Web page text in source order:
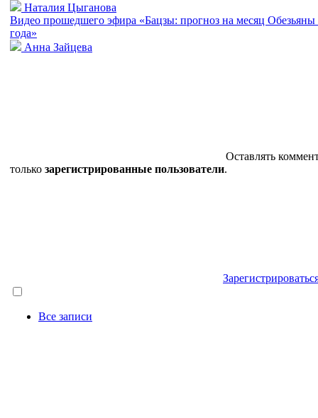
Наталия Цыганова
Видео прошедшего эфира «Бацзы: прогноз на месяц Обезьяны
года»
Анна Зайцева
Оставлять
только зарегистрированные пользователи.
Все записи